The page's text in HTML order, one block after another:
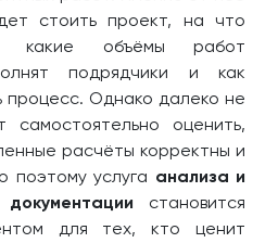
стоить проект, на что
какие объёмы работ
подрядчики и как
процесс. Однако далеко не
самостоятельно оценить,
расчёты корректны и
поэтому услуга анализа и
становится
для тех, кто ценит